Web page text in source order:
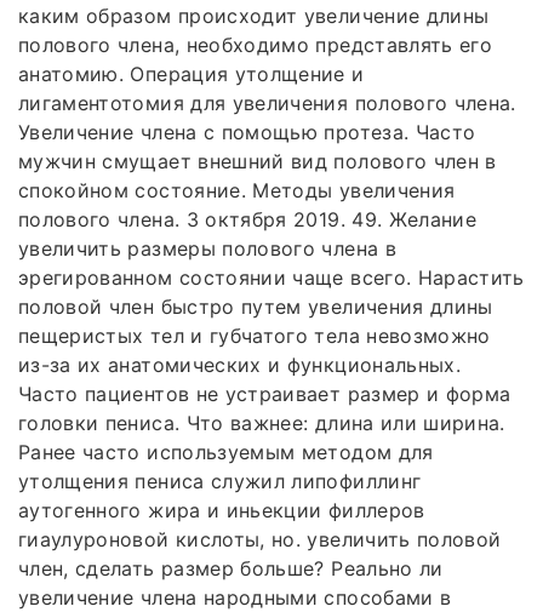
каким образом происходит увеличение длины
полового члена, необходимо представлять его
анатомию. Операция утолщение и
лигаментотомия для увеличения полового члена.
Увеличение члена с помощью протеза. Часто
мужчин смущает внешний вид полового член в
спокойном состояние. Методы увеличения
полового члена. 3 октября 2019. 49. Желание
увеличить размеры полового члена в
эрегированном состоянии чаще всего. Нарастить
половой член быстро путем увеличения длины
пещеристых тел и губчатого тела невозможно
из-за их анатомических и функциональных.
Часто пациентов не устраивает размер и форма
головки пениса. Что важнее: длина или ширина.
Ранее часто используемым методом для
утолщения пениса служил липофиллинг
аутогенного жира и иньекции филлеров
гиаулуроновой кислоты, но. увеличить половой
член, сделать размер больше? Реально ли
увеличение члена народными способами в